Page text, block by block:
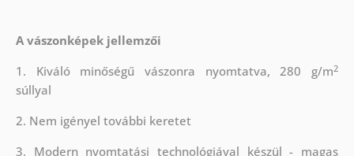
A vászonképek jellemzői
1. Kiváló minőségű vászonra nyomtatva, 280 g/m2
súllyal
2. Nem igényel további keretet
3. Modern nyomtatási technológiával készül - magas